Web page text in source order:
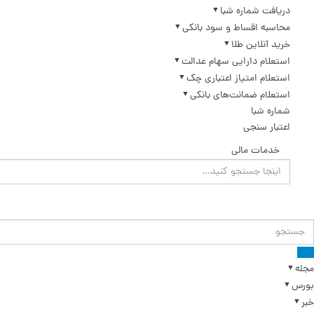
دریافت شماره شبا
محاسبه اقساط و سود بانکی
خرید آنلاین طلا
استعلام دارایی سهام عدالت
استعلام امتیاز اعتباری چک
استعلام ضمانت‌های بانکی
شماره شبا
اعتبار سنجی
خدمات مالی
مجله
بورس
خبر